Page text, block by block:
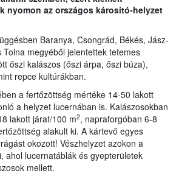
nyomon az országos károsító-helyzet
Baranya, Csongrád, Békés, Jász-
Tolna megyéből jelentettek tetemes
őszi kalászos (őszi árpa, őszi búza),
repce kultúrákban.
a fertőzöttség mértéke 14-50 lakott
a helyzet lucernában is. Kalászosokban
lakott járat/100 m2, napraforgóban 6-8
alakult ki. A kártevő egyes
okozott! Vészhelyzet azokon a
ahol lucernatáblák és gyepterületek
mellett.